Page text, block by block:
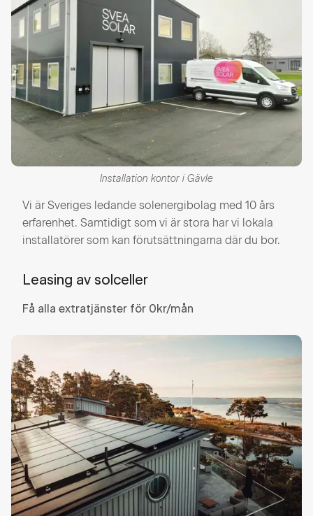
Installation kontor i Gävle
Vi är Sveriges ledande solenergibolag med 10 års
erfarenhet. Samtidigt som vi är stora har vi lokala
installatörer som kan förutsättningarna där du bor.
Leasing av solceller
Få alla extratjänster för 0kr/mån